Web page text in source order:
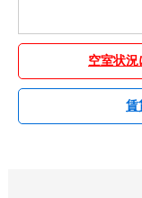
空室状
賃